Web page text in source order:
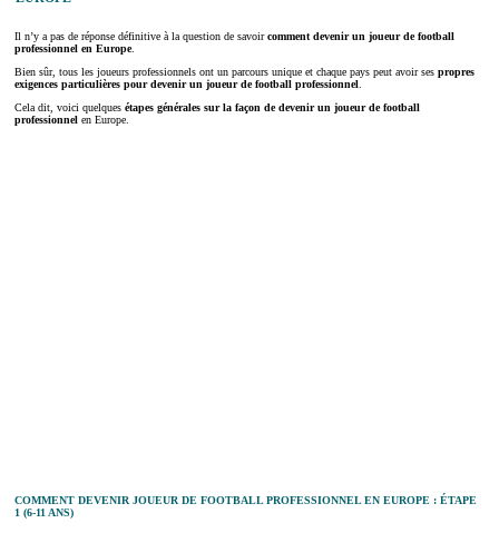
Il n’y a pas de réponse définitive à la question de savoircomment devenir un joueur de football
professionnel en Europe.
Bien sûr, tous les joueurs professionnels ont un parcours unique et chaque pays peut avoir ses propres
exigences particulières pour devenir un joueur de football professionnel
Cela dit, voici quelques étapes générales sur la façon de devenir un joueur de football
professionnel en Europe.
COMMENT DEVENIR JOUEUR DE FOOTBALL PROFESSIONNEL EN EUROPE : ÉTAPE
1 (6-11 ANS)